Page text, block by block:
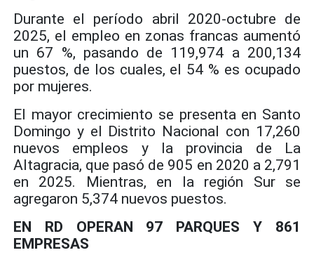
Durante el período abril 2020-octubre de
2025, el empleo en zonas francas aumentó
un 67 %, pasando de 119,974 a 200,134
puestos, de los cuales, el 54 % es ocupado
por mujeres.
El mayor crecimiento se presenta en Santo
Domingo y el Distrito Nacional con 17,260
nuevos empleos y la provincia de La
Altagracia, que pasó de 905 en 2020 a 2,791
en 2025. Mientras, en la región Sur se
agregaron 5,374 nuevos puestos.
EN RD OPERAN 97 PARQUES Y 861
EMPRESAS